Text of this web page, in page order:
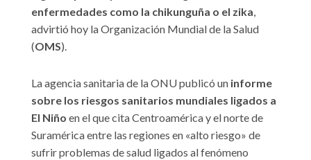
enfermedades como la chikunguña o el zika,
advirtió hoy la Organización Mundial de la Salud
(OMS).
La agencia sanitaria de la ONU publicó un informe
sobre los riesgos sanitarios mundiales ligados a
El Niño en el que cita Centroamérica y el norte de
Suramérica entre las regiones en «alto riesgo» de
sufrir problemas de salud ligados al fenómeno